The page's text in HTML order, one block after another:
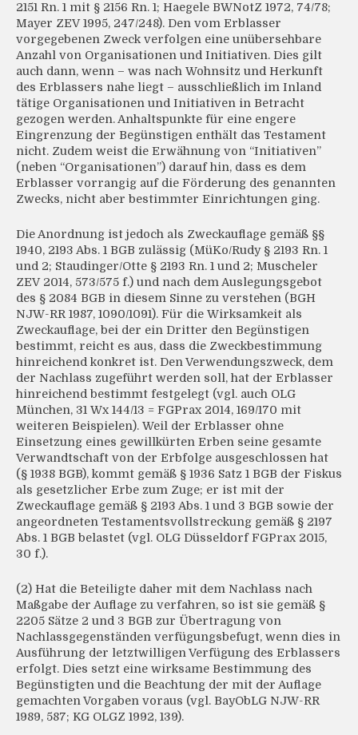
2151 Rn. 1 mit § 2156 Rn. 1; Haegele BWNotZ 1972, 74/78;
Mayer ZEV 1995, 247/248). Den vom Erblasser
vorgegebenen Zweck verfolgen eine unübersehbare
Anzahl von Organisationen und Initiativen. Dies gilt
auch dann, wenn – was nach Wohnsitz und Herkunft
des Erblassers nahe liegt – ausschließlich im Inland
tätige Organisationen und Initiativen in Betracht
gezogen werden. Anhaltspunkte für eine engere
Eingrenzung der Begünstigen enthält das Testament
nicht. Zudem weist die Erwähnung von “Initiativen”
(neben “Organisationen”) darauf hin, dass es dem
Erblasser vorrangig auf die Förderung des genannten
Zwecks, nicht aber bestimmter Einrichtungen ging.
Die Anordnung ist jedoch als Zweckauflage gemäß §§
1940, 2193 Abs. 1 BGB zulässig (MüKo/Rudy § 2193 Rn. 1
und 2; Staudinger/Otte § 2193 Rn. 1 und 2; Muscheler
ZEV 2014, 573/575 f.) und nach dem Auslegungsgebot
des § 2084 BGB in diesem Sinne zu verstehen (BGH
NJW-RR 1987, 1090/1091). Für die Wirksamkeit als
Zweckauflage, bei der ein Dritter den Begünstigen
bestimmt, reicht es aus, dass die Zweckbestimmung
hinreichend konkret ist. Den Verwendungszweck, dem
der Nachlass zugeführt werden soll, hat der Erblasser
hinreichend bestimmt festgelegt (vgl. auch OLG
München, 31 Wx 144/13 = FGPrax 2014, 169/170 mit
weiteren Beispielen). Weil der Erblasser ohne
Einsetzung eines gewillkürten Erben seine gesamte
Verwandtschaft von der Erbfolge ausgeschlossen hat
(§ 1938 BGB), kommt gemäß § 1936 Satz 1 BGB der Fiskus
als gesetzlicher Erbe zum Zuge; er ist mit der
Zweckauflage gemäß § 2193 Abs. 1 und 3 BGB sowie der
angeordneten Testamentsvollstreckung gemäß § 2197
Abs. 1 BGB belastet (vgl. OLG Düsseldorf FGPrax 2015,
30 f.).
(2) Hat die Beteiligte daher mit dem Nachlass nach
Maßgabe der Auflage zu verfahren, so ist sie gemäß §
2205 Sätze 2 und 3 BGB zur Übertragung von
Nachlassgegenständen verfügungsbefugt, wenn dies in
Ausführung der letztwilligen Verfügung des Erblassers
erfolgt. Dies setzt eine wirksame Bestimmung des
Begünstigten und die Beachtung der mit der Auflage
gemachten Vorgaben voraus (vgl. BayObLG NJW-RR
1989, 587; KG OLGZ 1992, 139).